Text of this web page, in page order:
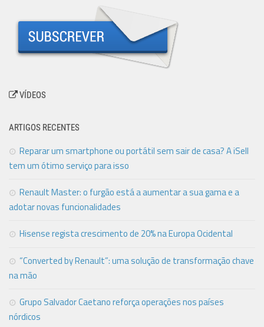
VÍDEOS
ARTIGOS RECENTES
Reparar um smartphone ou portátil sem sair de casa? A iSell
tem um ótimo serviço para isso
Renault Master: o furgão está a aumentar a sua gama e a
adotar novas funcionalidades
Hisense regista crescimento de 20% na Europa Ocidental
“Converted by Renault”: uma solução de transformação chave
na mão
Grupo Salvador Caetano reforça operações nos países
nórdicos